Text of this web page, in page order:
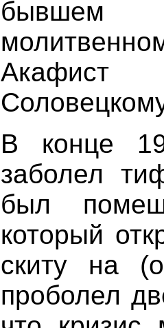
бывшем
Акафист
В конце
заболел
был
который
скиту на
проболел